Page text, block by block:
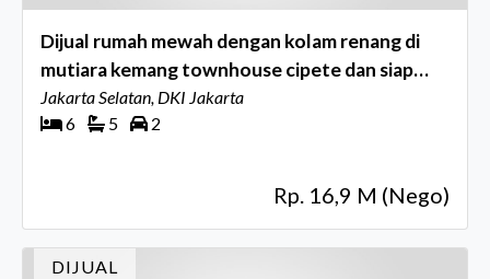
Dijual rumah mewah dengan kolam renang di
mutiara kemang townhouse cipete dan siap
huni
Jakarta Selatan, DKI Jakarta
6
5 2
Rp. 16,9 M (Nego)
DIJUAL